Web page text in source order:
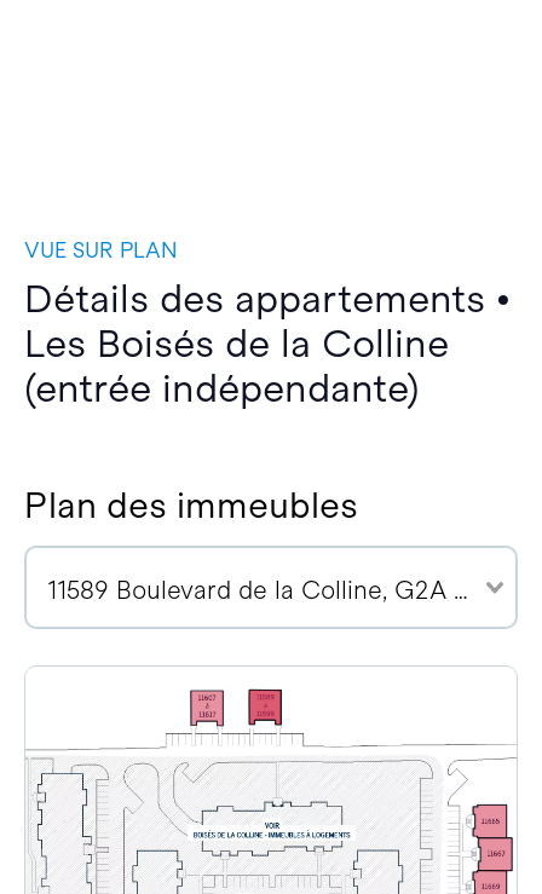
VUE SUR PLAN
Détails des appartements •
Les Boisés de la Colline
(entrée indépendante)
Plan des immeubles
11589 Boulevard de la Colline, G2A 2E1